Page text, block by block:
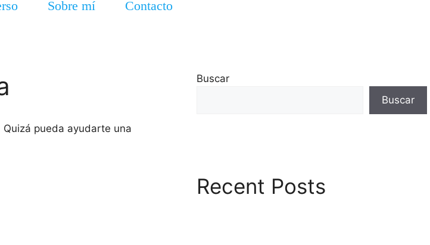
Sobre mí Contacto
pueda ayudarte una
Buscar
Buscar
Recent Posts